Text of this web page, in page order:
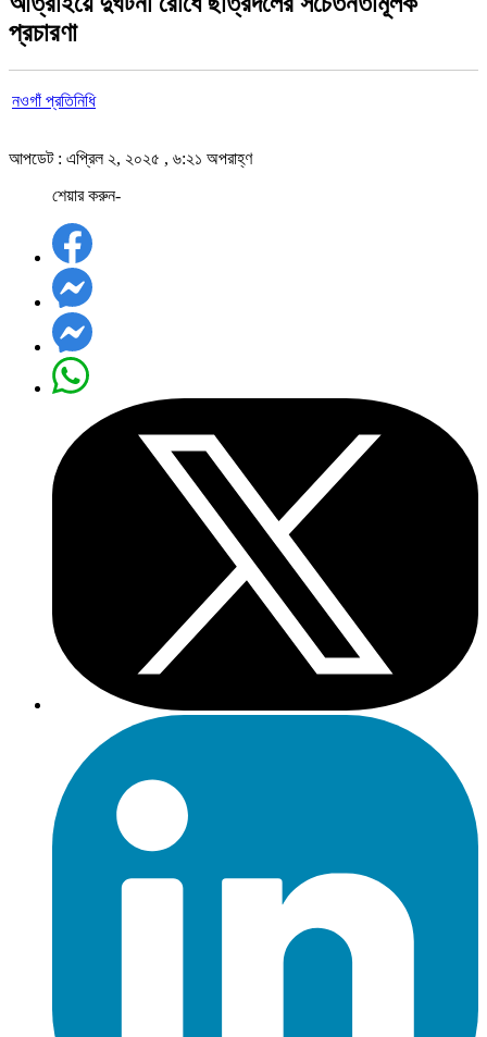
প্রচারণা
নওগাঁ প্রতিনিধি
আপডেট : এপ্রিল ২, ২০২৫ , ৬:২১ অপরাহ্ণ
শেয়ার করুন-